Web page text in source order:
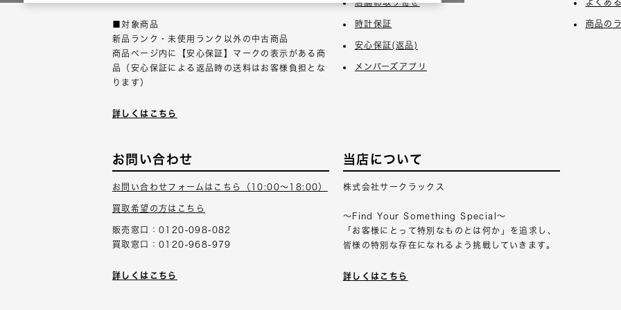
■対象商品
新品ランク・未使用ランク以外の中古商品
商品ページ内に【安心保証】マークの表示がある商
品（安心保証による返品時の送料はお客様負担とな
ります）
詳しくはこちら
店舗お取り寄せ
時計保証
安心保証(返品)
メンバーズアプリ
よくあ
商品の
お問い合わせ
お問い合わせフォームはこちら（10:00～18:00）
買取希望の方はこちら
販売窓口：0120-098-082
買取窓口：0120-968-979
詳しくはこちら
当店について
株式会社サークラックス
～Find Your Something Special～
「お客様にとって特別なものとは何か」を追求し、
皆様の特別な存在になれるよう挑戦していきます。
詳しくはこちら